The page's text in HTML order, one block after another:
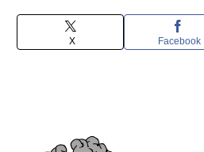
X Facebook